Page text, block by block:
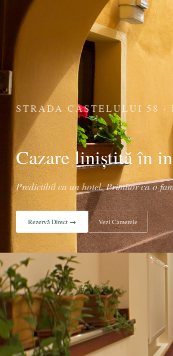
STRADA CASTELULUI 58 ·
Cazare liniștită în
Predictibil ca un hotel. Primitor ca o
Rezervă Direct → Vezi Camerele